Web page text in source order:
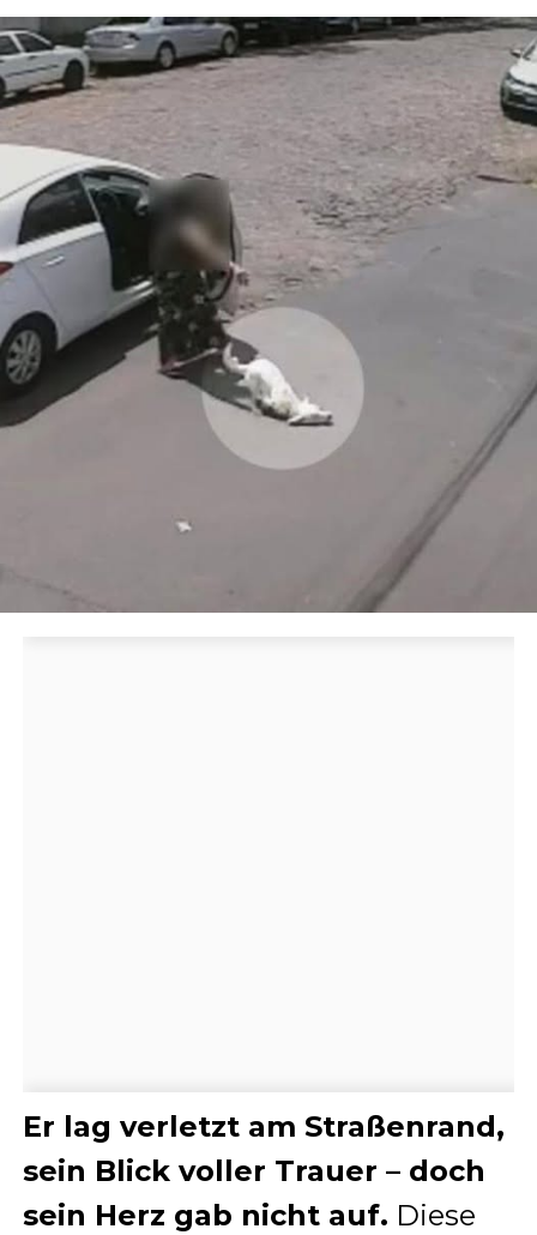
Er lag verletzt am Straßenrand,
sein Blick voller Trauer – doch
sein Herz gab nicht auf. Diese